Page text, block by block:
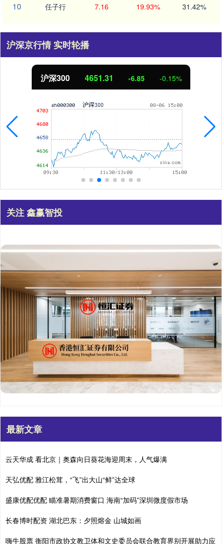
10 任子行 7.16 19.93% 31.42%
沪深京行情 实时轮播
沪深300 4651.31 -6.85 -0.15%
关注 鑫赢智投
最新文章
云天华成 看北京｜奥森向日葵花海迎周末，人气爆满
天弘优配 雅江松茸，“飞”出大山“鲜”达全球
盛康优配优配 瞄准暑期消费窗口 海南“加码”深圳微度假市场
长春博时配资 湖北巴东：夕照熔金 山城如画
嗨牛股票 衡阳市政协文教卫体和文史委员会联合教育界别开展助力应